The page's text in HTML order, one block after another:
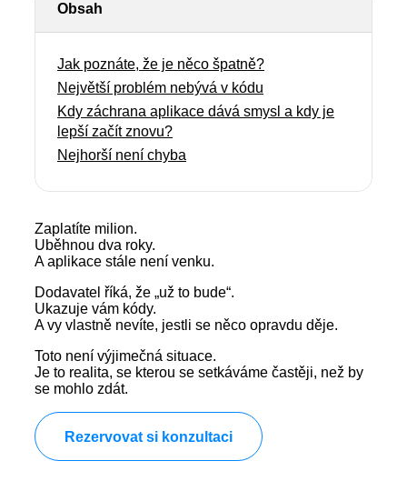
Obsah
Jak poznáte, že je něco špatně?
Největší problém nebývá v kódu
Kdy záchrana aplikace dává smysl a kdy je
lepší začít znovu?
Nejhorší není chyba
Zaplatíte milion.
Uběhnou dva roky.
A aplikace stále není venku.
Dodavatel říká, že „už to bude“.
Ukazuje vám kódy.
A vy vlastně nevíte, jestli se něco opravdu děje.
Toto není výjimečná situace.
Je to realita, se kterou se setkáváme častěji, než by
se mohlo zdát.
Rezervovat si konzultaci